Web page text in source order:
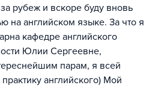
рубеж и вскоре буду вновь
на английском языке. За что я
кафедре английского
Юлии Сергеевне,
парам, я всей
английского) Мой